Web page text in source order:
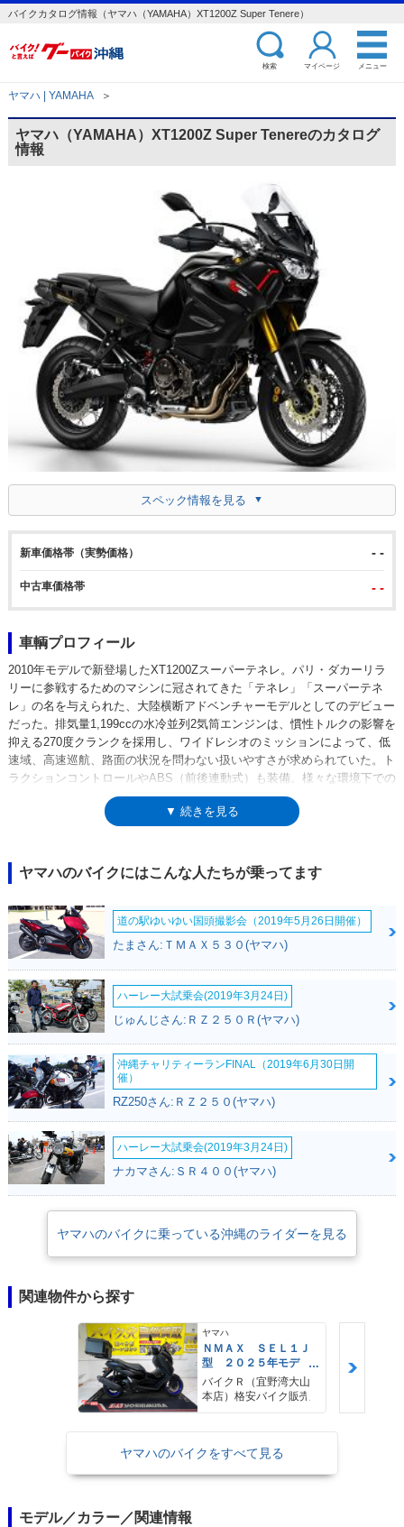
バイクカタログ情報（ヤマハ（YAMAHA）XT1200Z Super Tenere）
検索 マイページ メニュー
ヤマハ | YAMAHA ＞
ヤマハ（YAMAHA）XT1200Z Super Tenereのカタログ
情報
スペック情報を見る
新車価格帯（実勢価格） - -
中古車価格帯 - -
車輌プロフィール
2010年モデルで新登場したXT1200Zスーパーテネレ。パリ・ダカーリラ
リーに参戦するためのマシンに冠されてきた「テネレ」「スーパーテネ
レ」の名を与えられた、大陸横断アドベンチャーモデルとしてのデビュー
だった。排気量1,199ccの水冷並列2気筒エンジンは、慣性トルクの影響を
抑える270度クランクを採用し、ワイドレシオのミッションによって、低
速域、高速巡航、路面の状況を問わない扱いやすさが求められていた。ト
ラクションコントロールやABS（前後連動式）も装備。様々な環境下での
信頼性とローメンテナンス性を確保するシャフトドライブを採用してい
た。2014年モデルでマイナーチェンジ。エンジン出力が向上するなどの
性能を追求したモデルとして、舵を切りなおすことになる。そのため、リ
アのトップケース用のベースやセンタースタンドをオプション設定にして
いる。登場時から一貫して、海外専用モデルだったが、日本でも逆輸入車
として販売されていた。「E」ではないXT1200Zは、2014年を最後に輸入
されることはなくなったが、欧州などでは、2017年モデルまでラインナ
ップされていた。
▼ 続きを見る
ヤマハのバイクにはこんな人たちが乗ってます
道の駅ゆいゆい国頭撮影会（2019年5月26日開催）
たまさん:ＴＭＡＸ５３０(ヤマハ)
ハーレー大試乗会(2019年3月24日)
じゅんじさん:ＲＺ２５０Ｒ(ヤマハ)
沖縄チャリティーランFINAL（2019年6月30日開
催）
RZ250さん:ＲＺ２５０(ヤマハ)
ハーレー大試乗会(2019年3月24日)
ナカマさん:ＳＲ４００(ヤマハ)
ヤマハのバイクに乗っている沖縄のライダーを見る
関連物件から探す
ヤマハ
ＮＭＡＸ ＳＥＬ１Ｊ
型 ２０２５年モデ
ル ＡＢＳ キーレ
ス リアキャリア リ
アＢＯＸ
バイクＲ（宜野湾大山
本店）格安バイク販売
ヤマハのバイクをすべて見る
モデル／カラー／関連情報